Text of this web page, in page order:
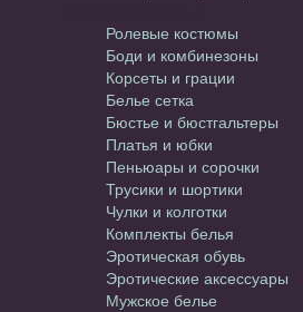
Ролевые костюмы
Боди и комбинезоны
Корсеты и грации
Белье сетка
Бюстье и бюстгальтеры
Платья и юбки
Пеньюары и сорочки
Трусики и шортики
Чулки и колготки
Комплекты белья
Эротическая обувь
Эротические аксессуары
Мужское белье